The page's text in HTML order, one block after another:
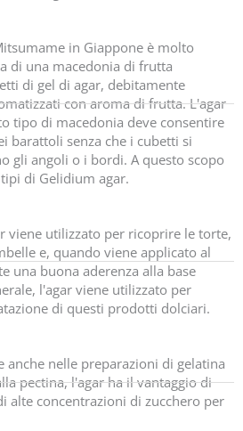
in Giappone è molto
di una macedonia di frutta
di gel di agar, debitamente
con aroma di frutta. L'agar
tipo di macedonia deve consentire
barattoli senza che i cubetti si
gli angoli o i bordi. A questo scopo
di Gelidium agar.
viene utilizzato per ricoprire le torte,
e, quando viene applicato al
una buona aderenza alla base
l'agar viene utilizzato per
di questi prodotti dolciari.
anche nelle preparazioni di gelatina
pectina, l'agar ha il vantaggio di
alte concentrazioni di zucchero per